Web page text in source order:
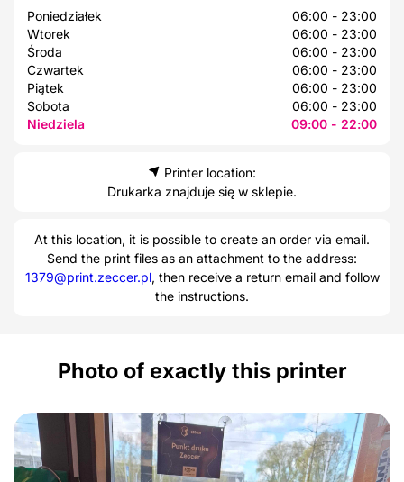
Poniedziałek
06:00 - 23:00
Wtorek
06:00 - 23:00
Środa
06:00 - 23:00
Czwartek
06:00 - 23:00
Piątek
06:00 - 23:00
Sobota
06:00 - 23:00
Niedziela
09:00 - 22:00
Printer location:
Drukarka znajduje się w sklepie.
At this location, it is possible to create an order via email.
Send the print files as an attachment to the address:
1379@print.zeccer.pl, then receive a return email and follow
the instructions.
Photo of exactly this printer